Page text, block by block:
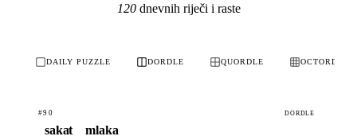
120dnevnih riječi i raste
DAILY PUZZLE DORDLE QUORDLE OCTORDLE
#90 DORDLE
sakat mlaka